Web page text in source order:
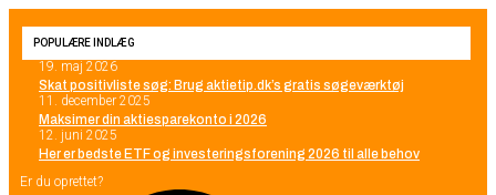
POPULÆRE INDLÆG
19. maj 2026
Skat positivliste søg: Brug aktietip.dk’s gratis søgeværktøj
11. december 2025
Maksimer din aktiesparekonto i 2026
12. juni 2025
Her er bedste ETF og investeringsforening 2026 til alle behov
Er du oprettet?
SØG PÅ HJEMMESIDEN